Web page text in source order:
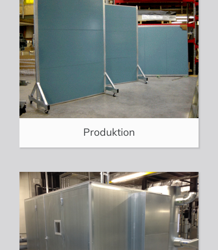
Produktion